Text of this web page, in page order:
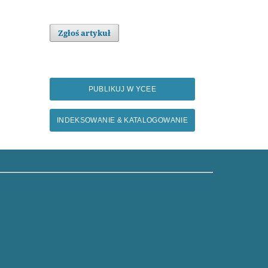
Zgłoś artykuł
PUBLIKUJ W YCEE
INDEKSOWANIE & KATALOGOWANIE